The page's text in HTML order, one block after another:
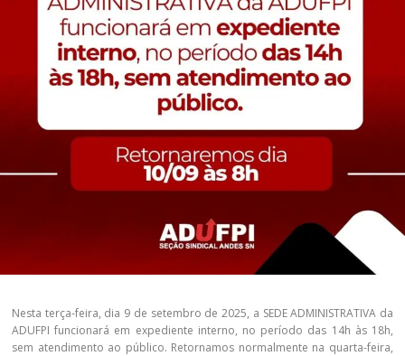
Nesta terça-feira, dia 9 de setembro de 2025, a SEDE ADMINISTRATIVA da
ADUFPI funcionará em expediente interno, no período das 14h às 18h,
sem atendimento ao público. Retornamos normalmente na quarta-feira,